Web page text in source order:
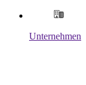
Unternehmen